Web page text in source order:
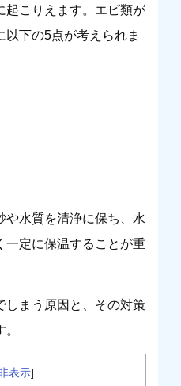
起こりえます。エビ類が
下の5点が考えられま
や水質を清浄に保ち、水
一定に保温することが重
しまう原因と、その対策
表示]